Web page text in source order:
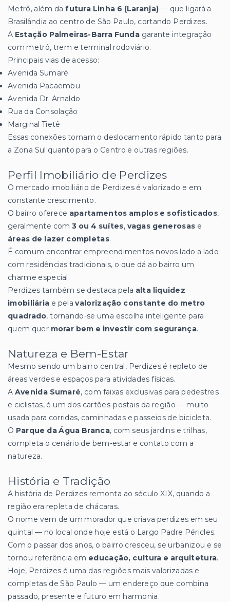
Metrô, além dafutura Linha 6 (Laranja) — que ligará a
Brasilândia ao centro de São Paulo, cortando Perdizes.
A Estação Palmeiras-Barra Funda garante integração
com metrô, trem e terminal rodoviário.
Principais vias de acesso:
Avenida Sumaré
Avenida Pacaembu
Avenida Dr. Arnaldo
Rua da Consolação
Marginal Tietê
Essas conexões tornam o deslocamento rápido tanto para
a Zona Sul quanto para o Centro e outras regiões.
Perfil Imobiliário de Perdizes
O mercado imobiliário de Perdizes é valorizado e em
constante crescimento.
O bairro oferece apartamentos amplos e sofisticados,
geralmente com3 ou 4 suítes, vagas generosas e
áreas de lazer completas.
É comum encontrar empreendimentos novos lado a lado
com residências tradicionais, o que dá ao bairro um
charme especial.
Perdizes também se destaca pela alta liquidez
imobiliária e pelavalorização constante do metro
quadrado, tornando-se uma escolha inteligente para
quem quer morar bem e investir com segurança.
Natureza e Bem-Estar
Mesmo sendo um bairro central, Perdizes é repleto de
áreas verdes e espaços para atividades físicas.
A Avenida Sumaré, com faixas exclusivas para pedestres
e ciclistas, é um dos cartões-postais da região — muito
usada para corridas, caminhadas e passeios de bicicleta.
O Parque da Água Branca, com seus jardins e trilhas,
completa o cenário de bem-estar e contato com a
natureza.
História e Tradição
A história de Perdizes remonta ao século XIX, quando a
região era repleta de chácaras.
O nome vem de um morador que criava perdizes em seu
quintal — no local onde hoje está o Largo Padre Péricles.
Com o passar dos anos, o bairro cresceu, se urbanizou e se
tornou referência em educação, cultura e arquitetura.
Hoje, Perdizes é uma das regiões mais valorizadas e
completas de São Paulo — um endereço que combina
passado, presente e futuro em harmonia.